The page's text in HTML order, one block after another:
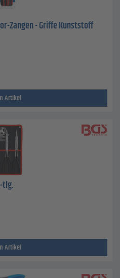
Zangen - Griffe Kunststoff
Artikel
tlg.
Artikel